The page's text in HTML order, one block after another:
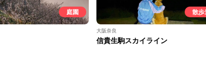
庭園 散歩
大阪奈良
信貴生駒スカイライン